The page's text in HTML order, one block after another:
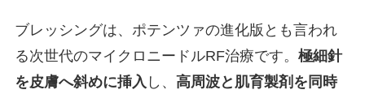
ブレッシングは、ポテンツァの進化版とも言われ
る次世代のマイクロニードルRF治療です。 極細針
を皮膚へ斜めに挿入 し、 高周波と肌育製剤を同時